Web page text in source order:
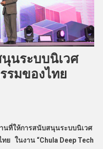
นระบบนิเวศ
รมของไทย
นที่ให้การสนับสนุนระบบนิเวศ
ย ในงาน “Chula Deep Tech